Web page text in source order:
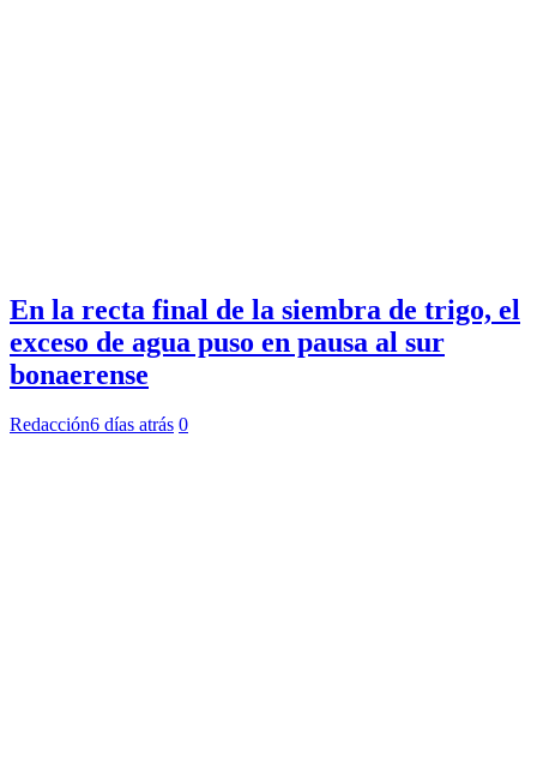
En la recta final de la siembra de trigo, el
exceso de agua puso en pausa al sur
bonaerense
Redacción6 días atrás 0